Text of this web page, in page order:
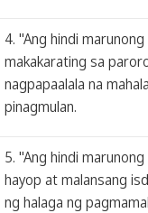
4. "Ang hindi
makakarating sa
nagpapaalala na
pinagmulan.
5. "Ang hindi
hayop at malansang
ng halaga ng